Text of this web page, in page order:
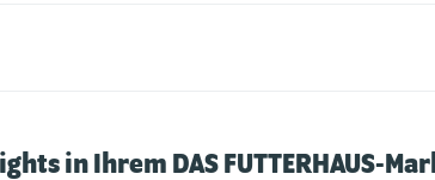
in Ihrem DAS FUTTERHAUS-